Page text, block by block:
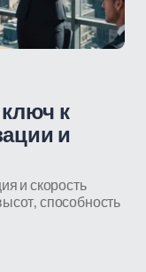
к
и
и скорость
способность